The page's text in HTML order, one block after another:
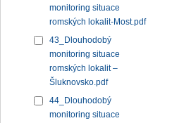
monitoring situace
romských lokalit-Most.pdf
43_Dlouhodobý
monitoring situace
romských lokalit –
Šluknovsko.pdf
44_Dlouhodobý
monitoring situace